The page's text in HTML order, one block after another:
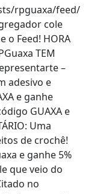
rpguaxa/feed/
cole
o Feed! HORA
TEM
–
adesivo e
e ganhe
GUAXA e
Uma
de crochê!
e ganhe 5%
que veio do
no